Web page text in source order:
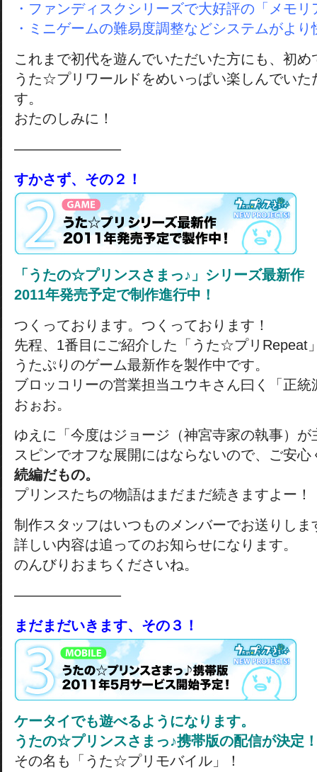
・ファンディスクシリーズで大好評の「メモ
・ミニゲームの難易度調整などシステムがよ
これまで初代を遊んでいただいた方にも、初め
うた☆プリワールドをめいっぱい楽しんでいた
す。
おたのしみに！
———————–
すかさず、その２！
「うたの☆プリンスさまっ♪」シリーズ最新作
2011年発売予定で制作進行中！
つくっております。つくっております！
先程、1番目にご紹介した「うた☆プリRepeat
うたぷりのゲーム最新作を製作中です。
ブロッコリーの営業担当ユウキさん曰く「正
おぉお。
ゆえに「今度はジョージ（神宮寺家の執事）が
スピンでオフな展開にはならないので、ご安心
続編だもの。
プリンスたちの物語はまだまだ続きますよー！
制作スタッフはいつものメンバーでお送りしま
詳しい内容は追ってのお知らせになります。
のんびりおまちくださいね。
———————–
まだまだいきます、その３！
ケータイでも遊べるようになります。
うたの☆プリンスさまっ♪携帯版の配信が決定
その名も「うた☆プリモバイル」！